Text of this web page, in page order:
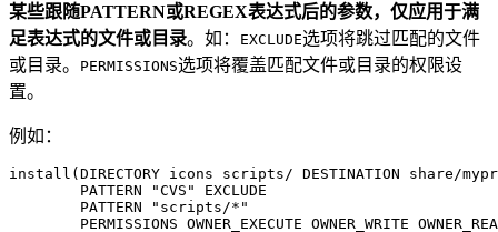
某些跟随PATTERN或REGEX表达式后的参数，仅应用于满
足表达式的文件或目录。如： EXCLUDE选项将跳过匹配的文件
或目录。
PERMISSIONS选项将覆盖匹配文件或目录的权限设
置。
例如：
install(DIRECTORY icons scripts/ DESTINATION share/
        PATTERN "CVS" EXCLUDE
        PATTERN "scripts/*"
PERMISSIONS OWNER_EXECUTE OWNER_WRITE